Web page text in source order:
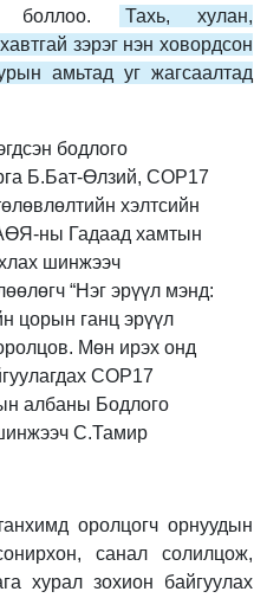
боллоо.
Тахь, хулан,
зэрэг нэн ховордсон
амьтад уг жагсаалтад
бодлого
Б.Бат-Өлзий, СОР17
хэлтсийн
ны Гадаад хамтын
шинжээч
“Нэг эрүүл мэнд:
цорын ганц эрүүл
Мөн ирэх онд
СОР17
албаны Бодлого
С.Тамир
оролцогч орнуудын
санал солилцож,
хурал зохион байгуулах